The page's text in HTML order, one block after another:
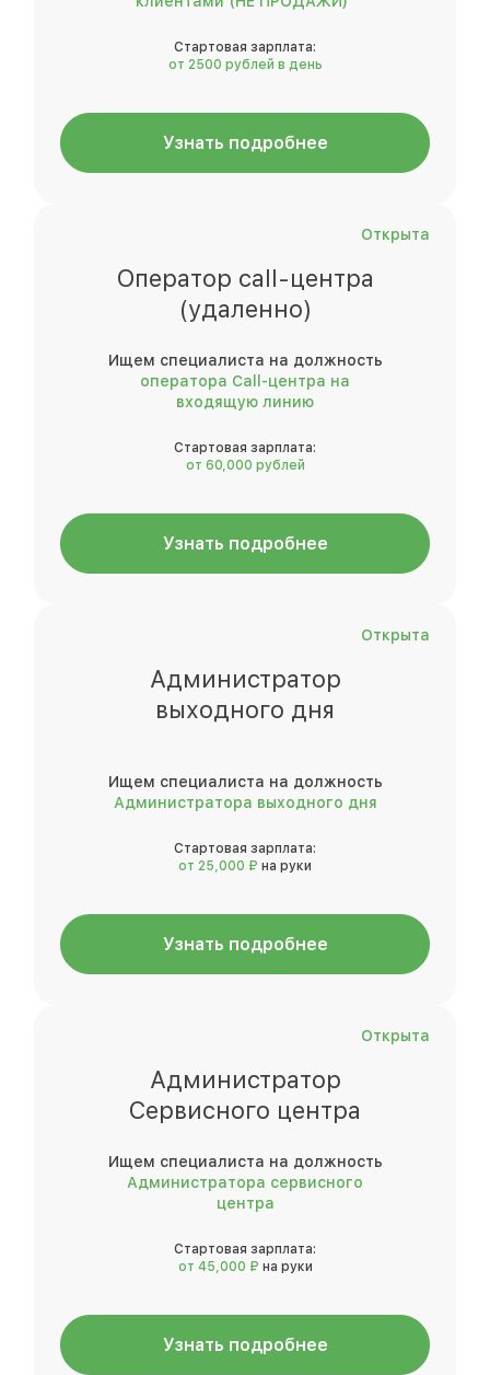
Стартовая зарплата:
от 2500 рублей в день
Узнать подробнее
Открыта
Оператор call-центра
(удаленно)
Ищем специалиста на должность
оператора Call-центра на
входящую линию
Стартовая зарплата:
от 60,000 рублей
Узнать подробнее
Открыта
Администратор
выходного дня
Ищем специалиста на должность
Администратора выходного дня
Стартовая зарплата:
от 25,000 ₽ на руки
Узнать подробнее
Открыта
Администратор
Сервисного центра
Ищем специалиста на должность
Администратора сервисного
центра
Стартовая зарплата:
от 45,000 ₽ на руки
Узнать подробнее